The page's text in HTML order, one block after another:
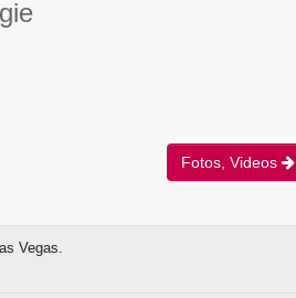
Fotos, Videos
Vegas.